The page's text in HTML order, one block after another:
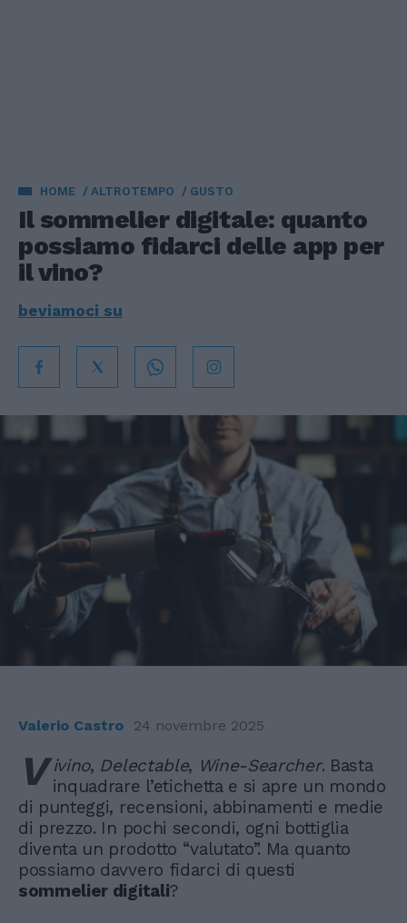
HOME ALTROTEMPO GUSTO
Il sommelier digitale: quanto
possiamo fidarci delle app per
il vino?
beviamoci su
Valerio Castro 24 novembre 2025
V ivino, Delectable, Wine-Searcher. Basta
inquadrare l’etichetta e si apre un mondo
di punteggi, recensioni, abbinamenti e medie
di prezzo. In pochi secondi, ogni bottiglia
diventa un prodotto “valutato”. Ma quanto
possiamo davvero fidarci di questi
sommelier digitali?